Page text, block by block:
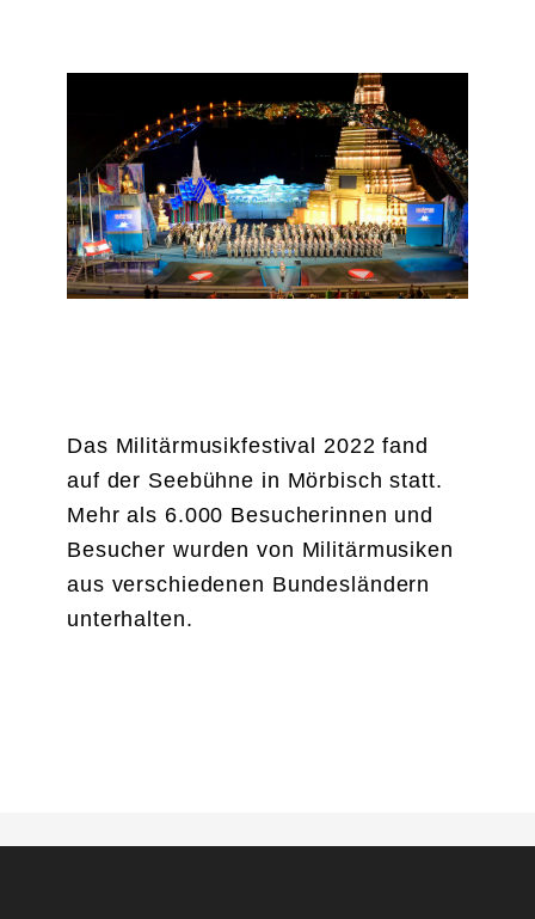
Das Militärmusikfestival 2022 fand
auf der Seebühne in Mörbisch statt.
Mehr als 6.000 Besucherinnen und
Besucher wurden von Militärmusiken
aus verschiedenen Bundesländern
unterhalten.